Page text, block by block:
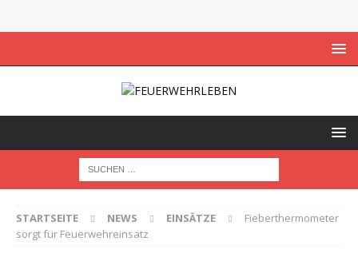
STARTSEITE NEWS EINSÄTZE
Fieberthermometer
sorgt für Feuerwehreinsatz